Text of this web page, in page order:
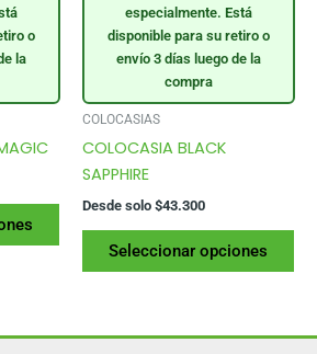
o
la
Este
producto
Las
especialmente. Está
disponible para su retiro o
envío 3 días luego de la
compra
COLOCASIAS
COLOCASIA BLACK
SAPPHIRE
Desde solo $43.300
Seleccionar opciones